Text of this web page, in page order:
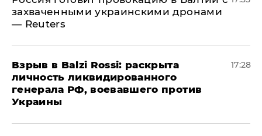
захваченными украинскими дронами
— Reuters
​Взрыв в Balzi Rossi: раскрыта
личность ликвидированного
генерала РФ, воевавшего против
Украины
17:28